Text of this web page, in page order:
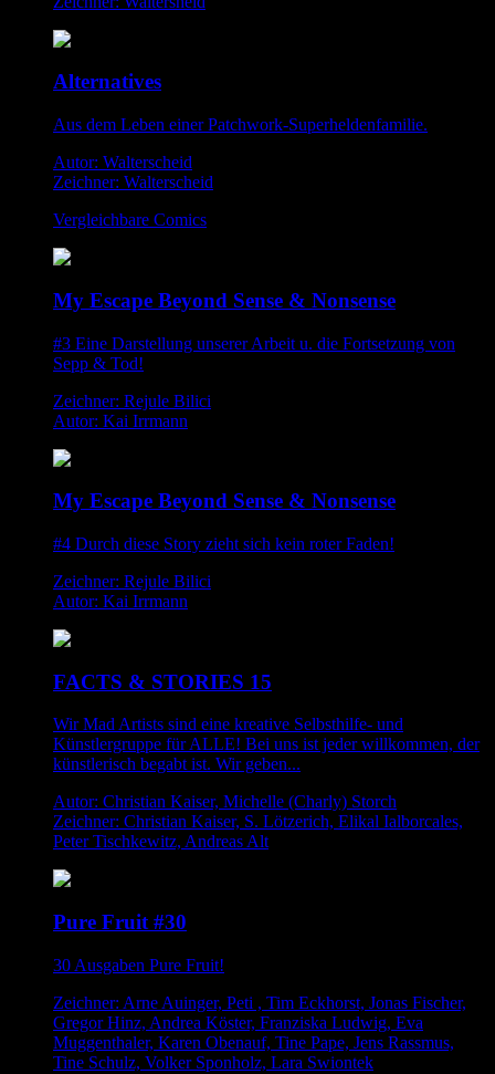
Alternatives
Aus dem Leben einer Patchwork-Superheldenfamilie.
Autor: Walterscheid
Zeichner: Walterscheid
Vergleichbare Comics
My Escape Beyond Sense & Nonsense
#3 Eine Darstellung unserer Arbeit u. die Fortsetzung von
Sepp & Tod!
Zeichner: Rejule Bilici
Autor: Kai Irrmann
My Escape Beyond Sense & Nonsense
#4 Durch diese Story zieht sich kein roter Faden!
Zeichner: Rejule Bilici
Autor: Kai Irrmann
FACTS & STORIES 15
Wir Mad Artists sind eine kreative Selbsthilfe- und
Künstlergruppe für ALLE! Bei uns ist jeder willkommen, der
künstlerisch begabt ist. Wir geben...
Autor: Christian Kaiser, Michelle (Charly) Storch
Zeichner: Christian Kaiser, S. Lötzerich, Elikal Ialborcales,
Peter Tischkewitz, Andreas Alt
Pure Fruit #30
30 Ausgaben Pure Fruit!
Zeichner: Arne Auinger, Peti , Tim Eckhorst, Jonas Fischer,
Gregor Hinz, Andrea Köster, Franziska Ludwig, Eva
Muggenthaler, Karen Obenauf, Tine Pape, Jens Rassmus,
Tine Schulz, Volker Sponholz, Lara Swiontek